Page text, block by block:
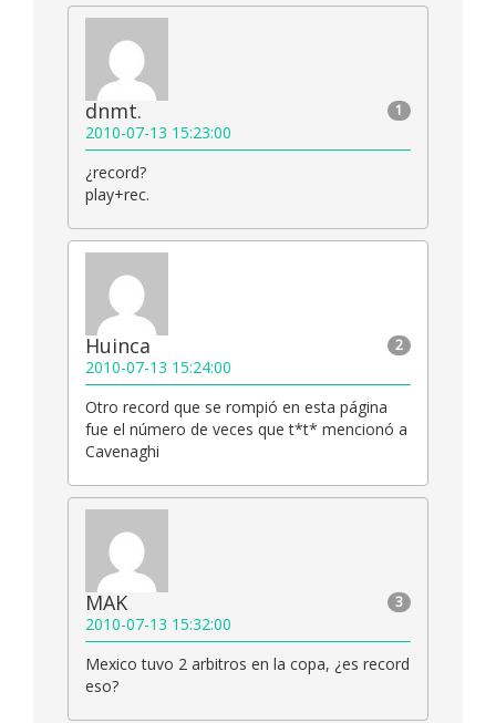
1
dnmt.
2010-07-13 15:23:00
¿record?
play+rec.
2
Huinca
2010-07-13 15:24:00
Otro record que se rompió en esta página
fue el número de veces que t*t* mencionó a
Cavenaghi
3
MAK
2010-07-13 15:32:00
Mexico tuvo 2 arbitros en la copa, ¿es record
eso?